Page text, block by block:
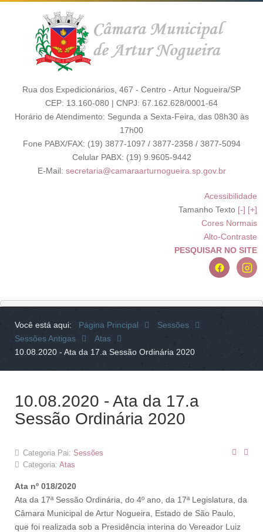
Rua dos Expedicionários, 467 - Centro - Artur Nogueira/SP
CEP: 13.160-080 | CNPJ: 67.162.628/0001-64
Horário de Atendimento: Segunda a Sexta-Feira, das 08h30 às
17h00
Fone PABX/FAX: (19) 3877-1097 / 3877-2358 / 3877-5094
Celular PABX: (19) 9.9605-9442
E-Mail: secretaria@camaraarturnogueira.sp.gov.br
Acessibilidade
Tamanho Texto [-] [+]
Cores Normais
Alto-Contraste
PESQUISAR NO SITE
Você está aqui: Página Principal
Sessões
Sessões Antigas
Atas
10.08.2020 - Ata da 17.a Sessão Ordinária 2020
10.08.2020 - Ata da 17.a
Sessão Ordinária 2020
Categoria Pai: Sessões
Categoria: Atas
Ata nº 018/2020
Ata da 17ª Sessão Ordinária, do 4º ano, da 17ª Legislatura, da
Câmara Municipal de Artur Nogueira, Estado de São Paulo,
que foi realizada sob a Presidência interina do Vereador Luiz